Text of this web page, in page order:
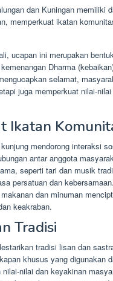
dan Kuningan memiliki
memperkuat ikatan
ucapan ini merupakan
Dharma
selamat,
juga memperkuat nilai-
Ikatan
mendorong interaksi
antar anggota
seperti tari dan musik
persatuan dan kebersamaan.
dan minuman
keakraban.
Tradisi
tradisi lisan dan
khusus yang digunakan
nilai-nilai dan keyakinan